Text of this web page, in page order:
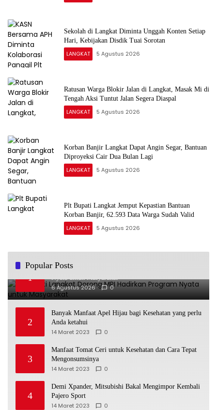
Sekolah di Langkat Diminta Unggah Konten Setiap
Hari, Kebijakan Disdik Tuai Sorotan
LANGKAT 5 Agustus 2026
Ratusan Warga Blokir Jalan di Langkat, Masak Mi di
Tengah Aksi Tuntut Jalan Segera Diaspal
LANGKAT 5 Agustus 2026
Korban Banjir Langkat Dapat Angin Segar, Bantuan
Diproyeksi Cair Dua Bulan Lagi
LANGKAT 5 Agustus 2026
Plt Bupati Langkat Jemput Kepastian Bantuan
Korban Banjir, 62.593 Data Warga Sudah Valid
LANGKAT 5 Agustus 2026
Popular Posts
1
Plt Bupati Langkat Dorong MPI Hadirkan Program
6 Agustus 2026 0
2
Banyak Manfaat Apel Hijau bagi Kesehatan yang perlu
Anda ketahui
14 Maret 2023 0
3
Manfaat Tomat Ceri untuk Kesehatan dan Cara Tepat
Mengonsumsinya
14 Maret 2023 0
4
Demi Xpander, Mitsubishi Bakal Mengimpor Kembali
Pajero Sport
14 Maret 2023 0